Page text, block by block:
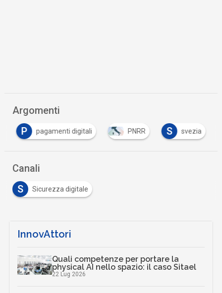
Argomenti
P pagamenti digitali PNRR S svezia
Canali
S
Sicurezza digitale
InnovAttori
Quali competenze per portare la
physical AI nello spazio: il caso Sitael
22 Lug 2026